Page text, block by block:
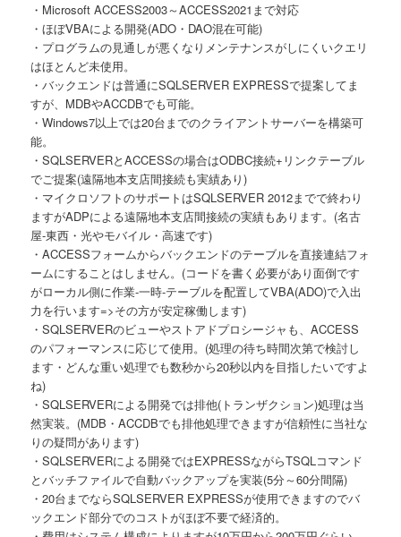
・Microsoft ACCESS2003～ACCESS2021まで対応
・ほぼVBAによる開発(ADO・DAO混在可能)
・プログラムの見通しが悪くなりメンテナンスがしにくいクエリ
はほとんど未使用。
・バックエンドは普通にSQLSERVER EXPRESSで提案してま
すが、MDBやACCDBでも可能。
・Windows7以上では20台までのクライアントサーバーを構築可
能。
・SQLSERVERとACCESSの場合はODBC接続+リンクテーブル
でご提案(遠隔地本支店間接続も実績あり)
・マイクロソフトのサポートはSQLSERVER 2012までで終わり
ますがADPによる遠隔地本支店間接続の実績もあります。(名古
屋-東西・光やモバイル・高速です)
・ACCESSフォームからバックエンドのテーブルを直接連結フォ
ームにすることはしません。(コードを書く必要があり面倒です
がローカル側に作業-一時-テーブルを配置してVBA(ADO)で入出
力を行います=>その方が安定稼働します)
・SQLSERVERのビューやストアドプロシージャも、ACCESS
のパフォーマンスに応じて使用。(処理の待ち時間次第で検討し
ます・どんな重い処理でも数秒から20秒以内を目指したいですよ
ね)
・SQLSERVERによる開発では排他(トランザクション)処理は当
然実装。(MDB・ACCDBでも排他処理できますが信頼性に当社な
りの疑問があります)
・SQLSERVERによる開発ではEXPRESSながらTSQLコマンド
とバッチファイルで自動バックアップを実装(5分～60分間隔)
・20台までならSQLSERVER EXPRESSが使用できますのでバ
ックエンド部分でのコストがほぼ不要で経済的。